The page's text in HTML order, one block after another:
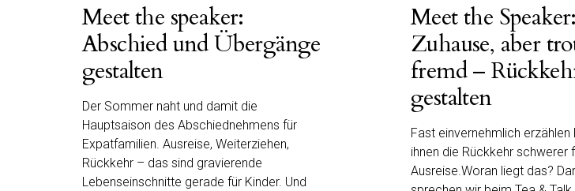
Meet the speaker:
Abschied und Übergänge
gestalten
Der Sommer naht und damit die
Hauptsaison des Abschiednehmens für
Expatfamilien. Ausreise, Weiterziehen,
Rückkehr – das sind gravierende
Lebenseinschnitte gerade für Kinder. Und
Meet the Speaker:
Zuhause, aber
fremd –
gestalten
Fast einvernehmlich erzählen
ihnen die Rückkehr schwerer
Ausreise.Woran liegt das?